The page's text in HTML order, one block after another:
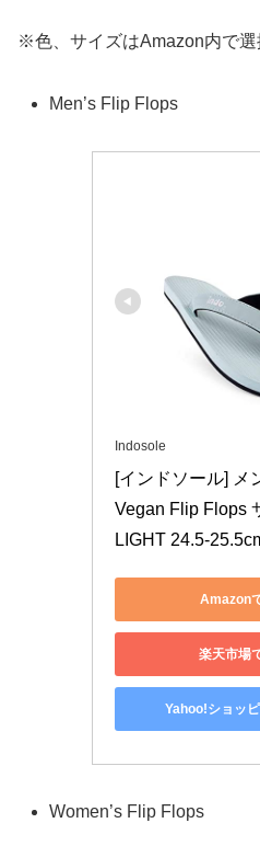
※色、サイズはAmazon内で選
Men’s Flip Flops
Indosole
[インドソール] メ
Vegan Flip Flops
LIGHT 24.5-
Amazon
楽天市場
Yahoo!ショッ
Women’s Flip Flops